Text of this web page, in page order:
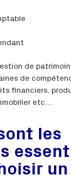
de
de
financiers,
etc…
les
un